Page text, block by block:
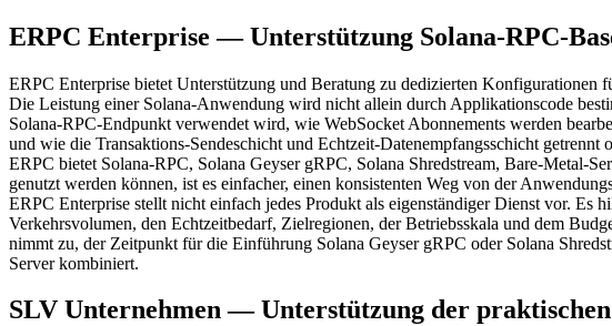
ERPC Enterprise — Unterstützung Solana-RPC-
ERPC Enterprise bietet Unterstützung und Beratung zu dedizierten Konfigurationen
Die Leistung einer Solana-Anwendung wird nicht allein durch Applikationscode
Solana-RPC-Endpunkt verwendet wird, wie WebSocket Abonnements werden
und wie die Transaktions-Sendeschicht und Echtzeit-Datenempfangsschicht getrennt
ERPC bietet Solana-RPC, Solana Geyser gRPC, Solana Shredstream, Bare-Metal-
genutzt werden können, ist es einfacher, einen konsistenten Weg von der
ERPC Enterprise stellt nicht einfach jedes Produkt als eigenständiger Dienst vor.
Verkehrsvolumen, den Echtzeitbedarf, Zielregionen, der Betriebsskala und dem
nimmt zu, der Zeitpunkt für die Einführung Solana Geyser gRPC oder Solana
Server kombiniert.
SLV Unternehmen — Unterstützung der